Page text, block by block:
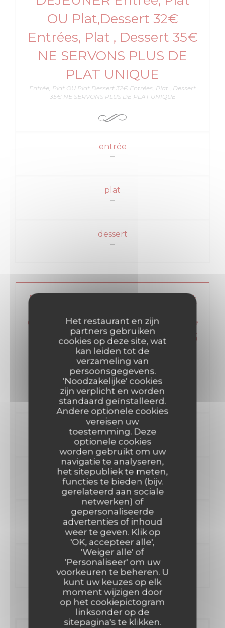
Het restaurant en zijn
partners gebruiken
cookies op deze site, wat
kan leiden tot de
verzameling van
persoonsgegevens.
'Noodzakelijke' cookies
zijn verplicht en worden
standaard geïnstalleerd.
Andere optionele cookies
vereisen uw
toestemming. Deze
optionele cookies
worden gebruikt om uw
navigatie te analyseren,
het sitepubliek te meten,
functies te bieden (bijv.
gerelateerd aan sociale
netwerken) of
gepersonaliseerde
advertenties of inhoud
weer te geven. Klik op
'OK, accepteer alle',
'Weiger alle' of
'Personaliseer' om uw
voorkeuren te beheren. U
kunt uw keuzes op elk
moment wijzigen door
op het cookiepictogram
linksonder op de
sitepagina's te klikken.
OU Plat,Dessert 32€
Entrées, Plat , Dessert 35€
NE SERVONS PLUS DE
PLAT UNIQUE
Entrée, Plat OU Plat,Dessert 32€ Entrées, Plat , Dessert
35€ NE SERVONS PLUS DE PLAT UNIQUE
entrée
plat
dessert
Dîner Entrée, Plat OU Plat
,Dessert 43€ Entrée , Plat ,
Dessert 50€ NE SERVONS
PLUS DE PLAT UNIQUE
Entrée, Plat OU Plat,Dessert 43€ Entrées, Plat , Dessert
50€ NE SERVONS PLUS DE PLAT UNIQUE
ENTREE
PLAT
DESSERT
DECOUVERT